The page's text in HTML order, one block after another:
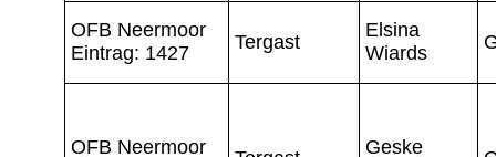
OFB Neermoor
Eintrag: 1427
Tergast
Elsina
Wiards
OFB Neermoor
Geske